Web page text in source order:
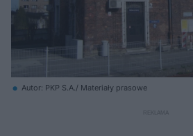
Autor: PKP S.A./ Materiały prasowe